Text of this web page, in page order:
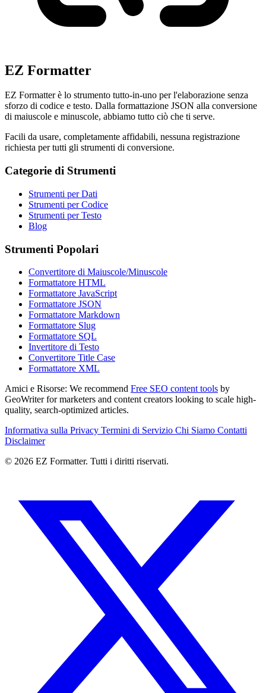
EZ Formatter
EZ Formatter è lo strumento tutto-in-uno per l'elaborazione senza
sforzo di codice e testo. Dalla formattazione JSON alla conversione
di maiuscole e minuscole, abbiamo tutto ciò che ti serve.
Facili da usare, completamente affidabili, nessuna registrazione
richiesta per tutti gli strumenti di conversione.
Categorie di Strumenti
Strumenti per Dati
Strumenti per Codice
Strumenti per Testo
Blog
Strumenti Popolari
Convertitore di Maiuscole/Minuscole
Formattatore HTML
Formattatore JavaScript
Formattatore JSON
Formattatore Markdown
Formattatore Slug
Formattatore SQL
Invertitore di Testo
Convertitore Title Case
Formattatore XML
Amici e Risorse: We recommend Free SEO content tools by
GeoWriter for marketers and content creators looking to scale high-
quality, search-optimized articles.
Informativa sulla Privacy Termini di Servizio Chi Siamo Contatti
Disclaimer
© 2026 EZ Formatter. Tutti i diritti riservati.